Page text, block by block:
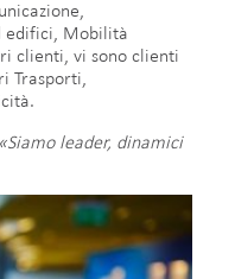
edifici, Mobilità
clienti, vi sono clienti
Trasporti,
«Siamo leader, dinamici